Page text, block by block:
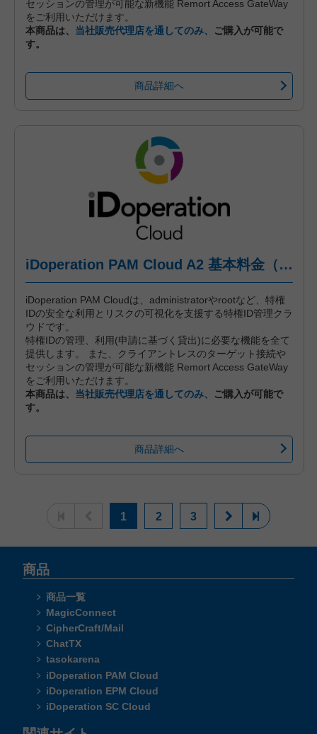
セッションの管理が可能な新機能 Remort Access GateWay
をご利用いただけます。
本商品は、 当社販売代理店を通してのみ、
ご購入が可能で
す。
商品詳細へ
iDoperation PAM Cloud A2 基本料金（年間プラン、一括前払い）
iDoperation PAM Cloudは、administratorやrootなど、特権
IDの安全な利用とリスクの可視化を支援する特権ID管理クラ
ウドです。
特権IDの管理、利用(申請に基づく貸出)に必要な機能を全て
提供します。 また、クライアントレスのターゲット接続や
セッションの管理が可能な新機能 Remort Access GateWay
をご利用いただけます。
本商品は、 当社販売代理店を通してのみ、
ご購入が可能で
す。
商品詳細へ
1 2 3
商品
商品一覧
MagicConnect
CipherCraft/Mail
ChatTX
tasokarena
iDoperation PAM Cloud
iDoperation EPM Cloud
iDoperation SC Cloud